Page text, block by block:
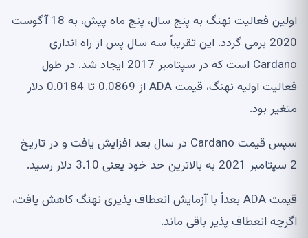
اولین فعالیت نهنگ به پنج سال، پنج ماه پیش، به 18 آگوست
2020 برمی گردد. این تقریباً سه سال پس از راه اندازی
Cardano است که در سپتامبر 2017 ایجاد شد. در طول
فعالیت اولیه نهنگ، قیمت ADA از 0.0869 تا 0.0184 دلار
متغیر بود.
سپس قیمت Cardano در سال بعد افزایش یافت و در تاریخ
2 سپتامبر 2021 به بالاترین حد خود یعنی 3.10 دلار رسید.
قیمت ADA بعداً با آزمایش انعطاف پذیری نهنگ کاهش یافت،
اگرچه انعطاف پذیر باقی ماند.